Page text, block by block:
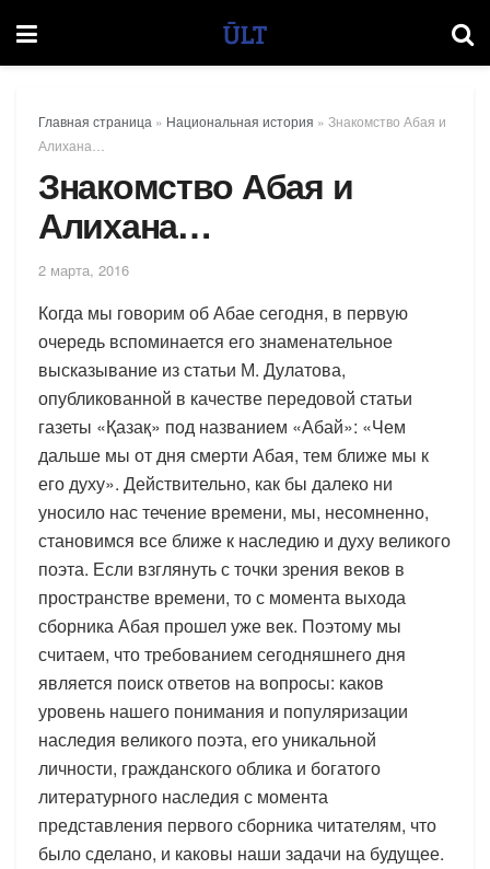
Главная страница » Национальная история » Знакомство Абая и
Алихана…
Знакомство Абая и
Алихана…
2 марта, 2016
Когда мы говорим об Абае сегодня, в первую
очередь вспоминается его знаменательное
высказывание из статьи М. Дулатова,
опубликованной в качестве передовой статьи
газеты «Қазақ» под названием «Абай»: «Чем
дальше мы от дня смерти Абая, тем ближе мы к
его духу». Действительно, как бы далеко ни
уносило нас течение времени, мы, несомненно,
становимся все ближе к наследию и духу великого
поэта. Если взглянуть с точки зрения веков в
пространстве времени, то с момента выхода
сборника Абая прошел уже век. Поэтому мы
считаем, что требованием сегодняшнего дня
является поиск ответов на вопросы: каков
уровень нашего понимания и популяризации
наследия великого поэта, его уникальной
личности, гражданского облика и богатого
литературного наследия с момента
представления первого сборника читателям, что
было сделано, и каковы наши задачи на будущее.